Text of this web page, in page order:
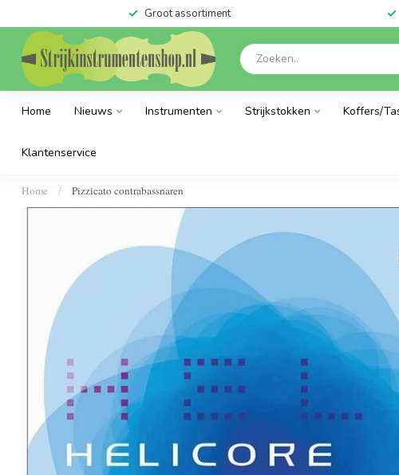
Groot assortiment
Home Nieuws Instrumenten Strijkstokken Koffers/
Klantenservice
Home / Pizzicato contrabassnaren